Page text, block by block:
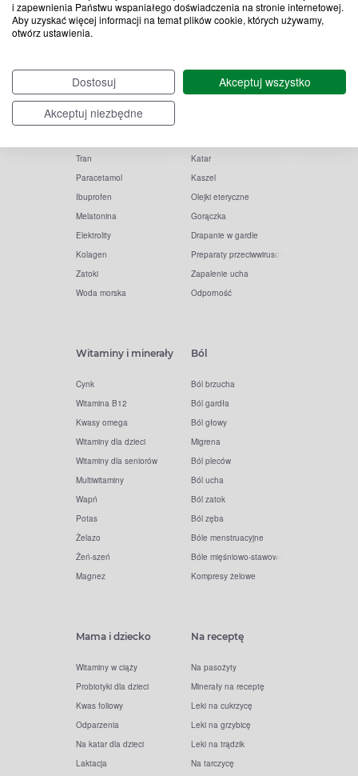
i zapewnienia Państwu wspaniałego doświadczenia na stronie internetowej.
Aby uzyskać więcej informacji na temat plików cookie, których używamy,
otwórz ustawienia.
Dostosuj
Akceptuj wszystko
Akceptuj niezbędne
Popularne zapytania
Witamina D
Witamina C
Tran
Paracetamol
Ibuprofen
Melatonina
Elektrolity
Kolagen
Zatoki
Woda morska
Przeziębienie i grypa
Katar
Kaszel
Olejki eteryczne
Gorączka
Drapanie w gardle
Preparaty przeciwwirusowe
Zapalenie ucha
Odporność
Witaminy i minerały
Cynk
Witamina B12
Kwasy omega
Witaminy dla dzieci
Witaminy dla seniorów
Multiwitaminy
Wapń
Potas
Żelazo
Żeń-szeń
Magnez
Ból
Ból brzucha
Ból gardła
Ból głowy
Migrena
Ból pleców
Ból ucha
Ból zatok
Ból zęba
Bóle menstruacyjne
Bóle mięśniowo-stawowe
Kompresy żelowe
Mama i dziecko
Witaminy w ciąży
Probiotyki dla dzieci
Kwas foliowy
Odparzenia
Na katar dla dzieci
Laktacja
Na receptę
Na pasożyty
Minerały na receptę
Leki na cukrzycę
Leki na grzybicę
Leki na trądzik
Na tarczycę